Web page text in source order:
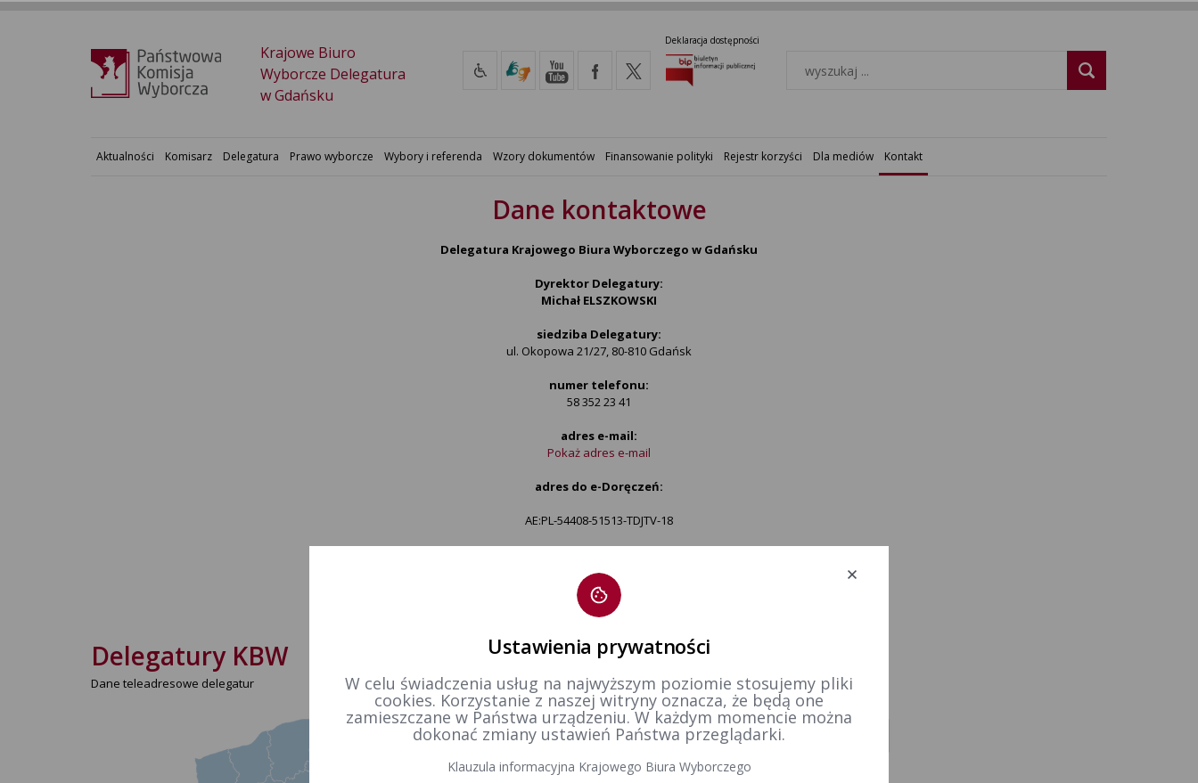
Krajowe Biuro
Wyborcze Delegatura
w Gdańsku
Deklaracja dostępności
Aktualności Komisarz Delegatura Prawo wyborcze Wybory i referenda Wzory dokumentów Finansowanie polityki Rejestr korzyści Dla mediów Kontakt
Dane kontaktowe
Delegatura Krajowego Biura Wyborczego w Gdańsku
Dyrektor Delegatury:
Michał ELSZKOWSKI
siedziba Delegatury:
ul. Okopowa 21/27, 80-810 Gdańsk
numer telefonu:
58 352 23 41
adres e-mail:
Pokaż adres e-mail
adres do e-Doręczeń:
AE:PL-54408-51513-TDJTV-18
godziny urzędowania:
od poniedziałku do piątku w godz. 7:45 do 15:45
Delegatury KBW
Dane teleadresowe delegatur
wybierz delegaturę
Ustawienia prywatności
W celu świadczenia usług na najwyższym poziomie stosujemy pliki
cookies. Korzystanie z naszej witryny oznacza, że będą one
zamieszczane w Państwa urządzeniu. W każdym momencie można
dokonać zmiany ustawień Państwa przeglądarki.
Klauzula informacyjna Krajowego Biura Wyborczego